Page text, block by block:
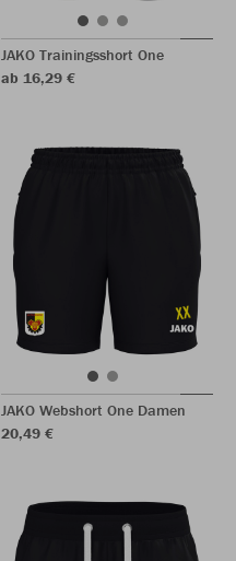
JAKO Trainingsshort One
ab 16,29 €
JAKO Webshort One Damen
20,49 €